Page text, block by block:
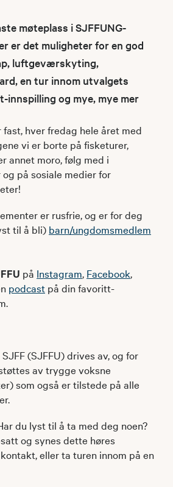
møteplass i SJFFUNG-
er det muligheter for en god
luftgeværskyting,
en tur innom utvalgets
innspilling og mye, mye mer
hver fredag hele året med
vi er borte på fisketurer,
annet moro, følg med i
på sosiale medier for
er rusfrie, og er for deg
til å bli) barn/ungdomsmedlem
på Instagram, Facebook,
podcast på din favoritt-
(SJFFU) drives av, og for
av trygge voksne
som også er tilstede på alle
du lyst til å ta med deg noen?
og synes dette høres
eller ta turen innom på en